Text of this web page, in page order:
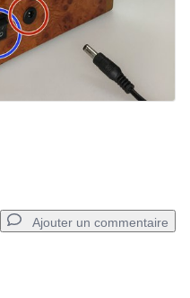
Ajouter un commentaire